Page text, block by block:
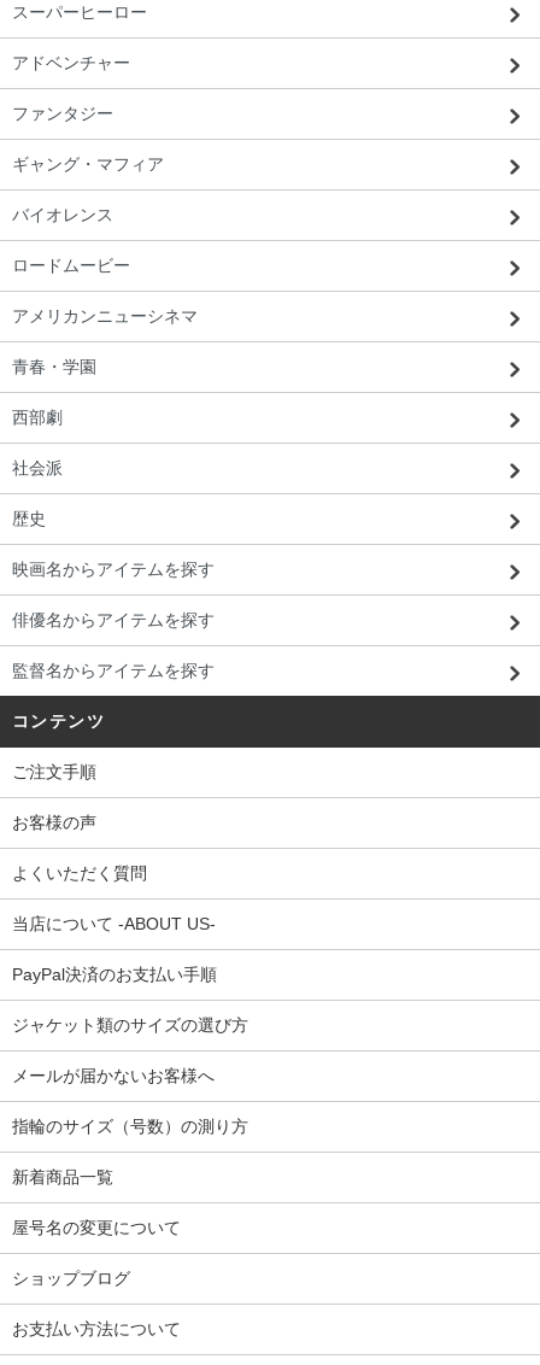
スーパーヒーロー
アドベンチャー
ファンタジー
ギャング・マフィア
バイオレンス
ロードムービー
アメリカンニューシネマ
青春・学園
西部劇
社会派
歴史
映画名からアイテムを探す
俳優名からアイテムを探す
監督名からアイテムを探す
コンテンツ
ご注文手順
お客様の声
よくいただく質問
当店について -ABOUT US-
PayPal決済のお支払い手順
ジャケット類のサイズの選び方
メールが届かないお客様へ
指輪のサイズ（号数）の測り方
新着商品一覧
屋号名の変更について
ショップブログ
お支払い方法について